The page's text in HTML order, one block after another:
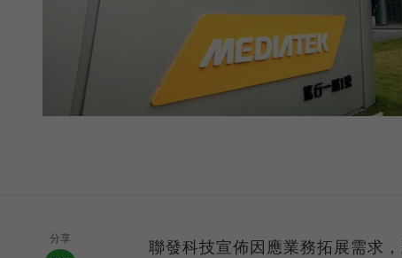
分享
聯發科技宣佈因應業務拓展需求